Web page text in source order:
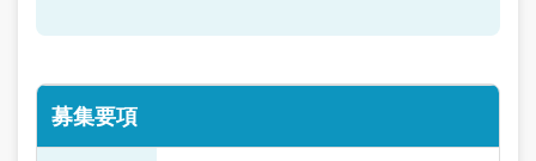
募集要項